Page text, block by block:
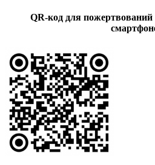
QR-код для